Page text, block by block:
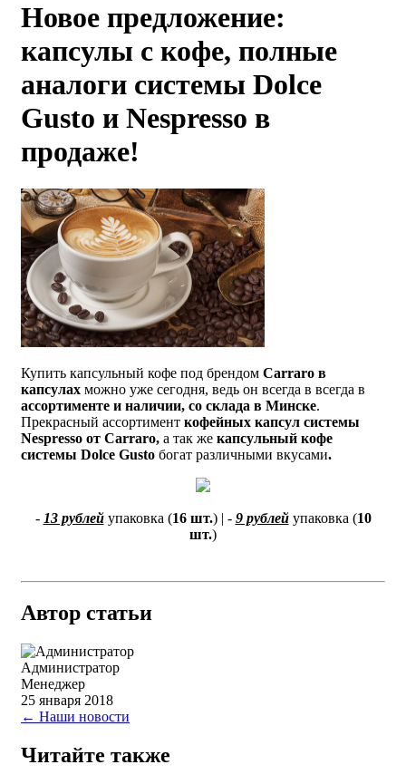
Новое предложение:
капсулы с кофе, полные
аналоги системы Dolce
Gusto и Nespresso в
продаже!
Купить капсульный кофе под брендом Carraro в
капсулах можно уже сегодня, ведь он всегда в всегда в
ассортименте и наличии, со склада в Минске.
Прекрасный ассортимент кофейных капсул системы
Nespresso от Carraro, а так же капсульный кофе
системы Dolce Gusto богат различными вкусами.
- 13 рублейупаковка (16 шт.) | - 9 рублейупаковка (10
шт.)
Автор статьи
Администратор
Менеджер
25 января 2018
← Наши новости
Читайте также